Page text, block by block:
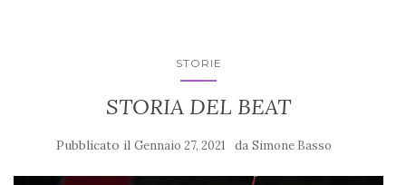
STORIE
STORIA DEL BEAT
Pubblicato il Gennaio 27, 2021 da Simone Basso